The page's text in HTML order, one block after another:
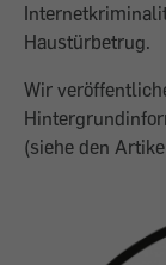
Haustürbetrug.
Wir
(siehe den